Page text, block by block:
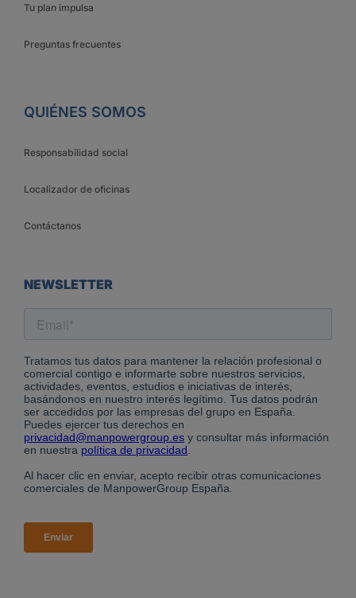
Tu plan impulsa
Preguntas frecuentes
QUIÉNES SOMOS
Responsabilidad social
Localizador de oficinas
Contáctanos
NEWSLETTER